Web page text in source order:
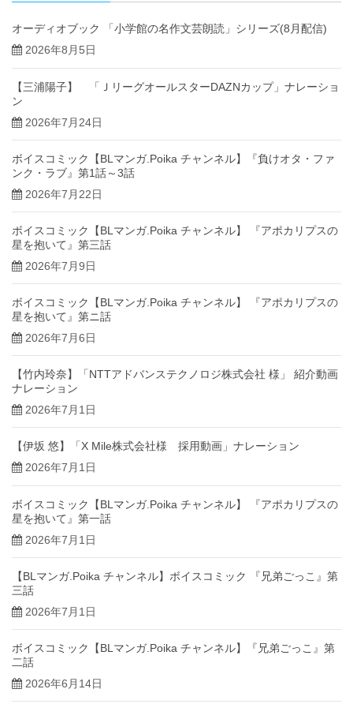
オーディオブック 「小学館の名作文芸朗読」シリーズ(8月配信)
2026年8月5日
【三浦陽子】 「ＪリーグオールスターDAZNカップ」ナレーショ
ン
2026年7月24日
ボイスコミック【BLマンガ.Poika チャンネル】『負けオタ・ファ
ンク・ラブ』第1話～3話
2026年7月22日
ボイスコミック【BLマンガ.Poika チャンネル】 『アポカリプスの
星を抱いて』第三話
2026年7月9日
ボイスコミック【BLマンガ.Poika チャンネル】 『アポカリプスの
星を抱いて』第ニ話
2026年7月6日
【竹内玲奈】「NTTアドバンステクノロジ株式会社 様」 紹介動画
ナレーション
2026年7月1日
【伊坂 悠】「X Mile株式会社様 採用動画」ナレーション
2026年7月1日
ボイスコミック【BLマンガ.Poika チャンネル】 『アポカリプスの
星を抱いて』第一話
2026年7月1日
【BLマンガ.Poika チャンネル】ボイスコミック 『兄弟ごっこ』第
三話
2026年7月1日
ボイスコミック【BLマンガ.Poika チャンネル】『兄弟ごっこ』第
二話
2026年6月14日